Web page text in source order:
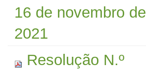
16 de novembro de
2021
Resolução N.º